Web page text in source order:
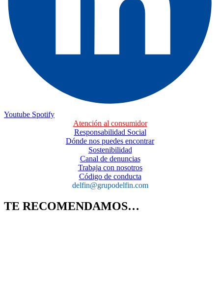
Youtube Spotify
Atención al consumidor
Responsabilidad Social
Dónde nos puedes encontrar
Sostenibilidad
Canal de denuncias
Trabaja con nosotros
Código de conducta
delfin@grupodelfin.com
TE RECOMENDAMOS…